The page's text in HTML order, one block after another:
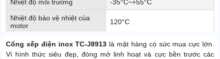
Nhiệt độ môi trường -35°C~+55°C
Nhiệt độ bảo vệ nhiệt của
motor
120°C
Nhiệt độ khởi động tăng
nhiệt của motor
0°C±5°C
Cổng xếp điện inox TC-J8913 là mặt hàng có sức mua cực lớn.
Vì hình thức siêu đẹp, đóng mở linh hoạt và cực bền trước các